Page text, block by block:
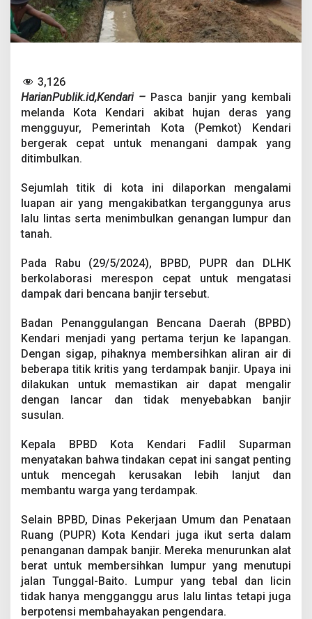
k
C
e
p
t
a
i
D
a
k
i
r
3,126
HarianPublik.id,Kendari – Pasca banjir yang kembali
melanda Kota Kendari akibat hujan deras yang
mengguyur, Pemerintah Kota (Pemkot) Kendari
bergerak cepat untuk menangani dampak yang
ditimbulkan.
Sejumlah titik di kota ini dilaporkan mengalami
luapan air yang mengakibatkan terganggunya arus
lalu lintas serta menimbulkan genangan lumpur dan
tanah.
Pada Rabu (29/5/2024), BPBD, PUPR dan DLHK
berkolaborasi merespon cepat untuk mengatasi
dampak dari bencana banjir tersebut.
Badan Penanggulangan Bencana Daerah (BPBD)
Kendari menjadi yang pertama terjun ke lapangan.
Dengan sigap, pihaknya membersihkan aliran air di
beberapa titik kritis yang terdampak banjir. Upaya ini
dilakukan untuk memastikan air dapat mengalir
dengan lancar dan tidak menyebabkan banjir
susulan.
Kepala BPBD Kota Kendari Fadlil Suparman
menyatakan bahwa tindakan cepat ini sangat penting
untuk mencegah kerusakan lebih lanjut dan
membantu warga yang terdampak.
Selain BPBD, Dinas Pekerjaan Umum dan Penataan
Ruang (PUPR) Kota Kendari juga ikut serta dalam
penanganan dampak banjir. Mereka menurunkan alat
berat untuk membersihkan lumpur yang menutupi
jalan Tunggal-Baito. Lumpur yang tebal dan licin
tidak hanya mengganggu arus lalu lintas tetapi juga
berpotensi membahayakan pengendara.